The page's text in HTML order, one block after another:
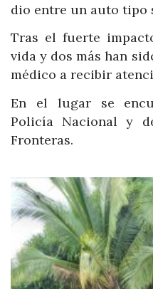
dio entre un auto tipo
Tras el fuerte
vida y dos más han
médico a recibir
En el lugar se
Policía Nacional y
Fronteras.